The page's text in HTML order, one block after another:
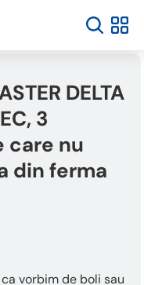
DELTA
3
nu
din ferma
vorbim de boli sau